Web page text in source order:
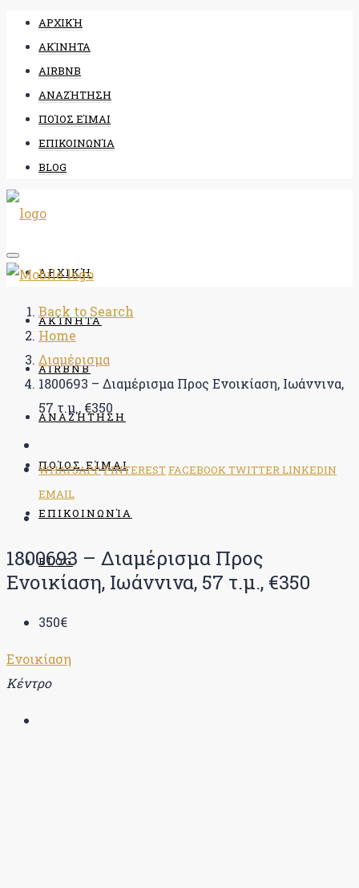
ΑΡΧΙΚΉ
ΑΚΊΝΗΤΑ
AIRBNB
ΑΝΑΖΉΤΗΣΗ
ΠΟΊΟΣ ΕΊΜΑΙ
ΕΠΙΚΟΙΝΩΝΊΑ
BLOG
ΑΡΧΙΚΉ
ΑΚΊΝΗΤΑ
AIRBNB
ΑΝΑΖΉΤΗΣΗ
ΠΟΊΟΣ ΕΊΜΑΙ
ΕΠΙΚΟΙΝΩΝΊΑ
BLOG
Back to Search
Home
Διαμέρισμα
1800693 – Διαμέρισμα Προς Ενοικίαση, Ιωάννινα,
57 τ.μ., €350
WHATSAPPPINTERESTFACEBOOKTWITTERLINKEDIN
EMAIL
1800693 – Διαμέρισμα Προς
Ενοικίαση, Ιωάννινα, 57 τ.μ., €350
350€
Ενοικίαση
Κέντρο